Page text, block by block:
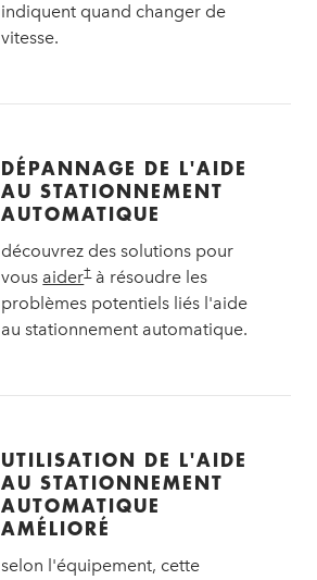
indiquent quand changer de
vitesse.
DÉPANNAGE DE L'AIDE
AU STATIONNEMENT
AUTOMATIQUE
découvrez des solutions pour
vous aider†à résoudre les
problèmes potentiels liés l'aide
au stationnement automatique.
UTILISATION DE L'AIDE
AU STATIONNEMENT
AUTOMATIQUE
AMÉLIORÉ
selon l'équipement, cette